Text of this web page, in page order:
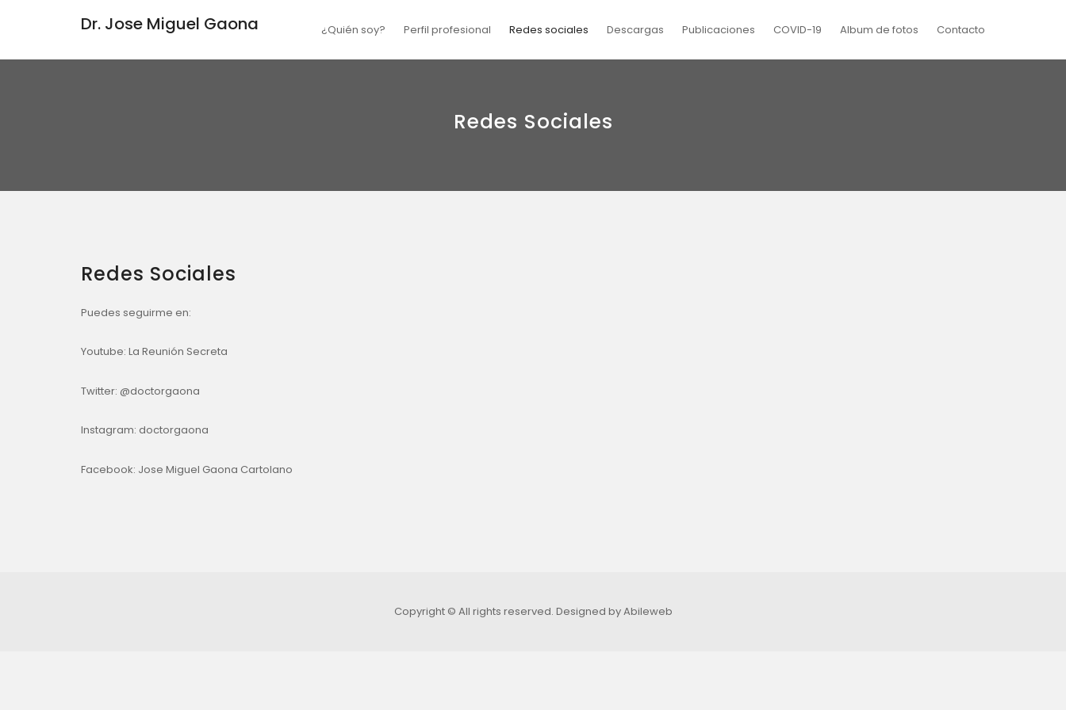
Dr. Jose Miguel Gaona ¿Quién soy? Perfil profesional Redes sociales Descargas Publicaciones COVID-19 Album de fotos Contacto
Redes Sociales
Redes Sociales
Puedes seguirme en:
Youtube: La Reunión Secreta
Twitter: @doctorgaona
Instagram: doctorgaona
Facebook: Jose Miguel Gaona Cartolano
Copyright © All rights reserved. Designed by Abileweb